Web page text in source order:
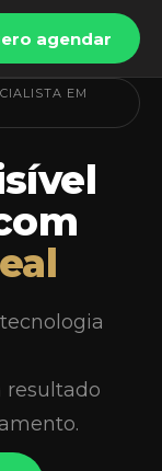
agendar
EM
resultado